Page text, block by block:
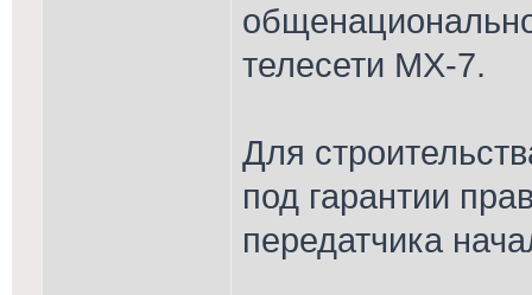
телесети MX-7.
Для
под гарантии
передатчика